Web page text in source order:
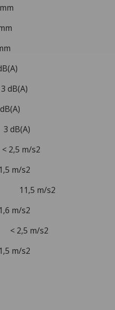
m/s2
m/s2
11,5 m/s2
m/s2
2,5 m/s2
m/s2